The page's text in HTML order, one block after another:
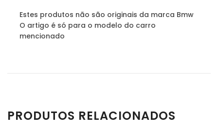
Estes produtos não são originais da marca Bmw
O artigo é só para o modelo do carro
mencionado
PRODUTOS RELACIONADOS